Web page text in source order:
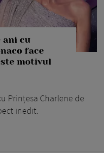
ani cu
face
motivul
Prințesa Charlene de
inedit.